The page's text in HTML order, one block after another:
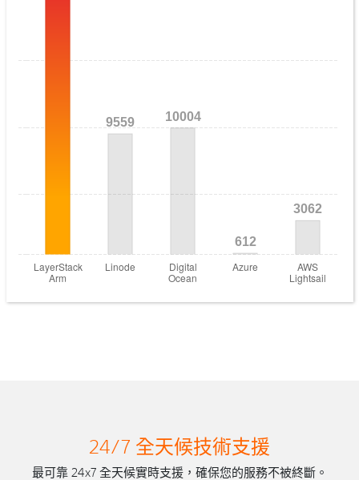
24/7 全天候技術支援
最可靠 24x7 全天候實時支援，確保您的服務不被終斷。